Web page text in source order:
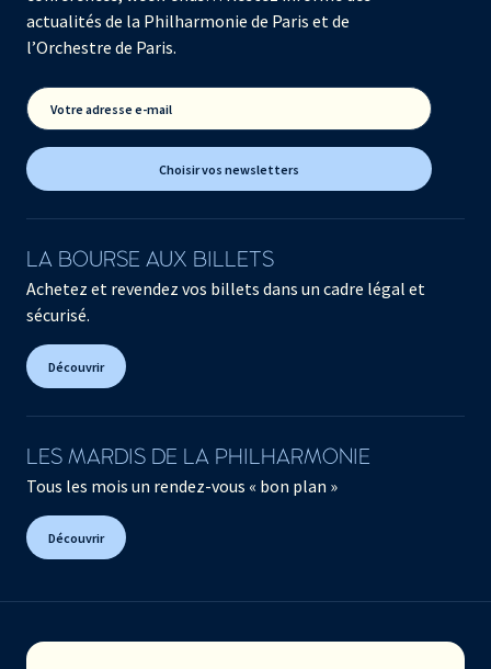
actualités de la Philharmonie de Paris et de
l’Orchestre de Paris.
Votre adresse e-mail
Choisir vos newsletters
LA BOURSE AUX BILLETS
Achetez et revendez vos billets dans un cadre légal et
sécurisé.
Découvrir
LES MARDIS DE LA PHILHARMONIE
Tous les mois un rendez-vous « bon plan »
Découvrir